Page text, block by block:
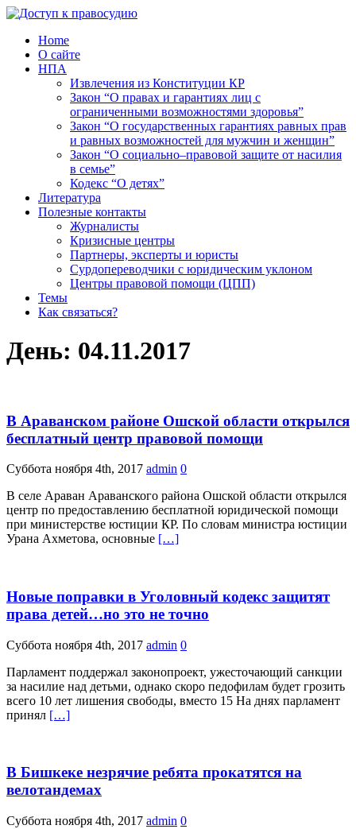
Home
О сайте
НПА
Извлечения из Конституции КР
Закон “О правах и гарантиях лиц с
ограниченными возможностями здоровья”
Закон “О государственных гарантиях равных прав
и равных возможностей для мужчин и женщин”
Закон “О социально–правовой защите от насилия
в семье”
Кодекс “О детях”
Литература
Полезные контакты
Журналисты
Кризисные центры
Партнеры, эксперты и юристы
Сурдопереводчики с юридическим уклоном
Центры правовой помощи (ЦПП)
Темы
Как связаться?
День: 04.11.2017
В Араванском районе Ошской области открылся
бесплатный центр правовой помощи
Суббота ноября 4th, 2017 admin 0
В селе Араван Араванского района Ошской области открылся
центр по предоставлению бесплатной юридической помощи
при министерстве юстиции КР. По словам министра юстиции
Урана Ахметова, основные […]
Новые поправки в Уголовный кодекс защитят
права детей…но это не точно
Суббота ноября 4th, 2017 admin 0
Парламент поддержал законопроект, ужесточающий санкции
за насилие над детьми, однако скоро педофилам будет грозить
всего 10 лет лишения свободы, вместо 15 На днях парламент
принял […]
В Бишкеке незрячие ребята прокатятся на
велотандемах
Суббота ноября 4th, 2017 admin 0